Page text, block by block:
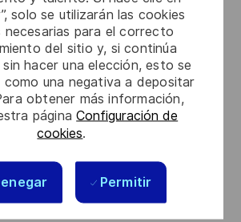
solo se utilizarán las cookies
necesarias para el correcto
del sitio y, si continúa
hacer una elección, esto se
como una negativa a depositar
obtener más información,
páginaConfiguración de
cookies.
Permitir
zijn dat we een goede match
je vragen deel te nemen aan een